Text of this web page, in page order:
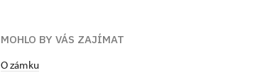
MOHLO BY VÁS ZAJÍMAT
O zámku